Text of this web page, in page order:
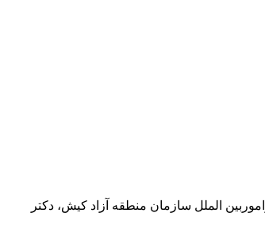
الملل سازمان منطقه آزاد کیش، دکتر